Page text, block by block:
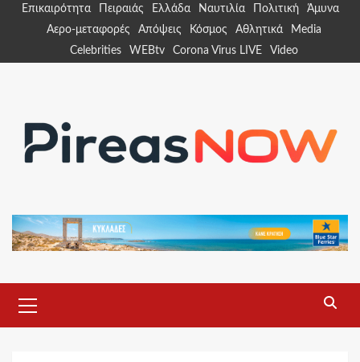
Επικαιρότητα Πειραιάς Ελλάδα Ναυτιλία Πολιτική
Άμυνα
Αερο-μεταφορές
Απόψεις Κόσμος Αθλητικά
Media
Celebrities
WEBtv Corona Virus LIVE Video
Menu